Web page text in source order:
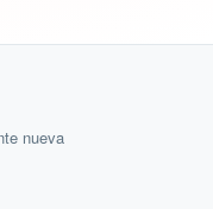
nueva